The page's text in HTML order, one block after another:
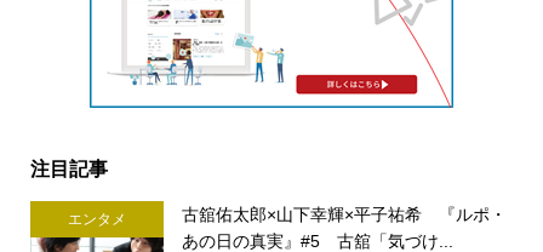
注目記事
エンタメ
古舘佑太郎×山下幸輝×平子祐希 『ルポ・
あの日の真実』#5 古舘「気づけ...